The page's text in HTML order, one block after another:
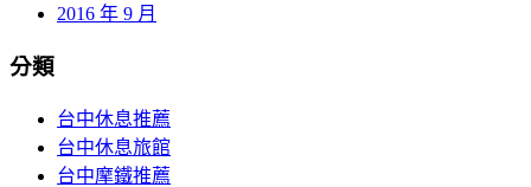
2016 年 9 月
分類
台中休息推薦
台中休息旅館
台中摩鐵推薦